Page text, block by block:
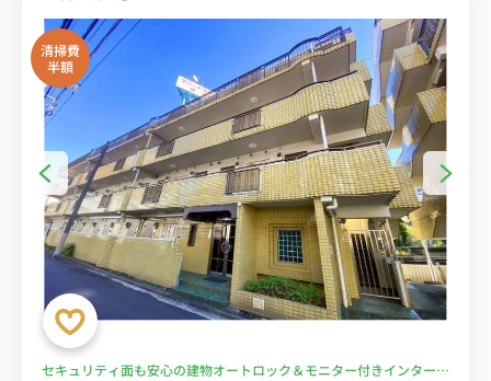
清掃費
半額
セキュリティ面も安心の建物オートロック＆モニター付きインターホ